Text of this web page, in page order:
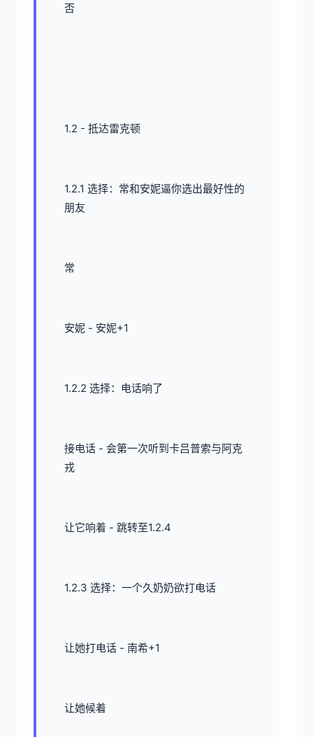
否
1.2 - 抵达雷克顿
1.2.1 选择：常和安妮逼你选出最好性的
朋友
常
安妮 - 安妮+1
1.2.2 选择：电话响了
接电话 - 会第一次听到卡吕普索与阿克
戎
让它响着 - 跳转至1.2.4
1.2.3 选择：一个久奶奶欲打电话
让她打电话 - 南希+1
让她候着